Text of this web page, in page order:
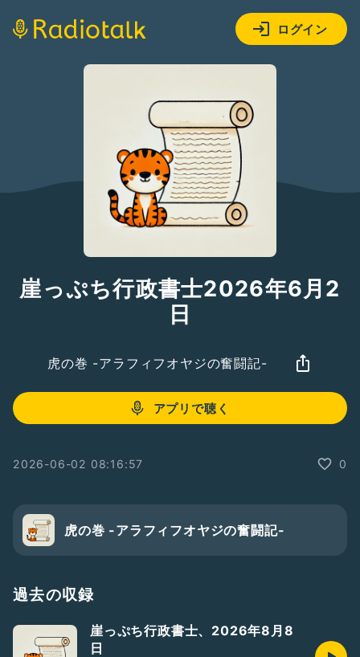
ログイン
崖っぷち行政書士2026年6月2
日
虎の巻 -アラフィフオヤジの奮闘記-
アプリで聴く
2026-06-02 08:16:57 0
虎の巻 -アラフィフオヤジの奮闘記-
過去の収録
崖っぷち行政書士、2026年8月8
日